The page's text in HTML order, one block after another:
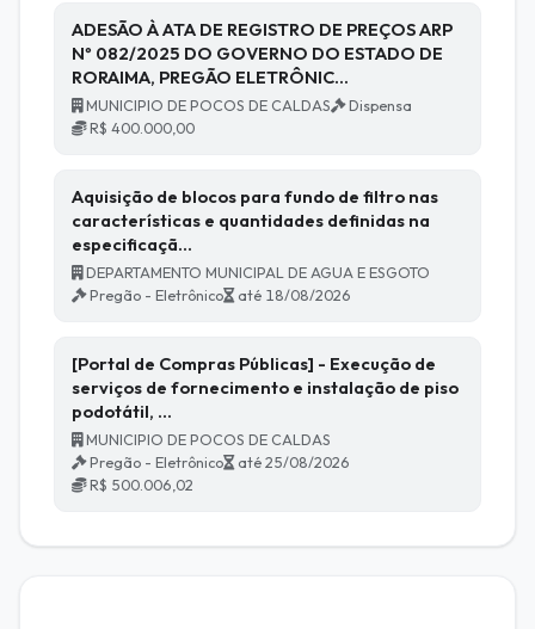
ADESÃO À ATA DE REGISTRO DE PREÇOS ARP
Nº 082/2025 DO GOVERNO DO ESTADO DE
RORAIMA, PREGÃO ELETRÔNIC…
MUNICIPIO DE POCOS DE CALDAS
Dispensa
R$ 400.000,00
Aquisição de blocos para fundo de filtro nas
características e quantidades definidas na
especificaçã…
DEPARTAMENTO MUNICIPAL DE AGUA E ESGOTO
Pregão - Eletrônico
até 18/08/2026
[Portal de Compras Públicas] - Execução de
serviços de fornecimento e instalação de piso
podotátil, …
MUNICIPIO DE POCOS DE CALDAS
Pregão - Eletrônico
até 25/08/2026
R$ 500.006,02